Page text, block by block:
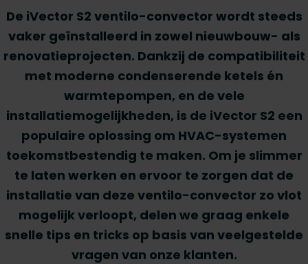
De iVector S2 ventilo-convector wordt steeds
vaker geïnstalleerd in zowel nieuwbouw- als
renovatieprojecten. Dankzij de compatibiliteit
met moderne condenserende ketels én
warmtepompen, en de vele
installatiemogelijkheden, is de iVector S2 een
populaire oplossing om HVAC-systemen
toekomstbestendig te maken. Om je slimmer
te laten werken en ervoor te zorgen dat de
installatie van deze ventilo-convector zo vlot
mogelijk verloopt, delen we graag enkele
snelle tips en tricks op basis van veelgestelde
vragen van onze klanten.